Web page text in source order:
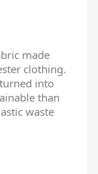
made
clothing.
into
than
waste